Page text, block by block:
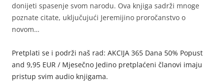
donijeti spasenje svom narodu. Ova knjiga sadrži mnoge
poznate citate, uključujući Jeremijino proročanstvo o
novom…
Pretplati se i podrži naš rad: AKCIJA 365 Dana 50% Popust
and 9,95 EUR / Mjesečno Jedino pretplaćeni članovi imaju
pristup svim audio knjigama.